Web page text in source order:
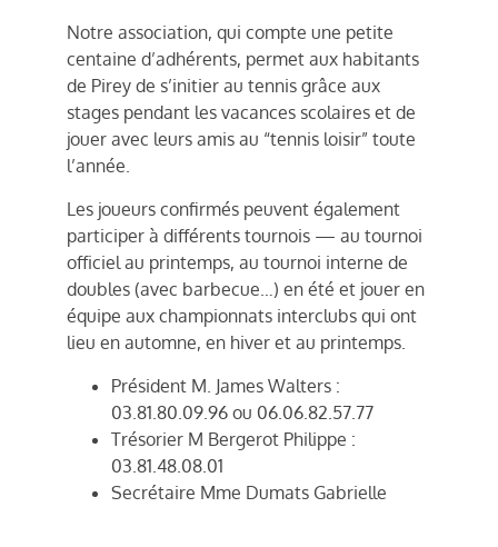
Notre association, qui compte une petite
centaine d’adhérents, permet aux habitants
de Pirey de s’initier au tennis grâce aux
stages pendant les vacances scolaires et de
jouer avec leurs amis au “tennis loisir” toute
l’année.
Les joueurs confirmés peuvent également
participer à différents tournois — au tournoi
officiel au printemps, au tournoi interne de
doubles (avec barbecue…) en été et jouer en
équipe aux championnats interclubs qui ont
lieu en automne, en hiver et au printemps.
Président M. James Walters :
03.81.80.09.96 ou 06.06.82.57.77
Trésorier M Bergerot Philippe :
03.81.48.08.01
Secrétaire Mme Dumats Gabrielle